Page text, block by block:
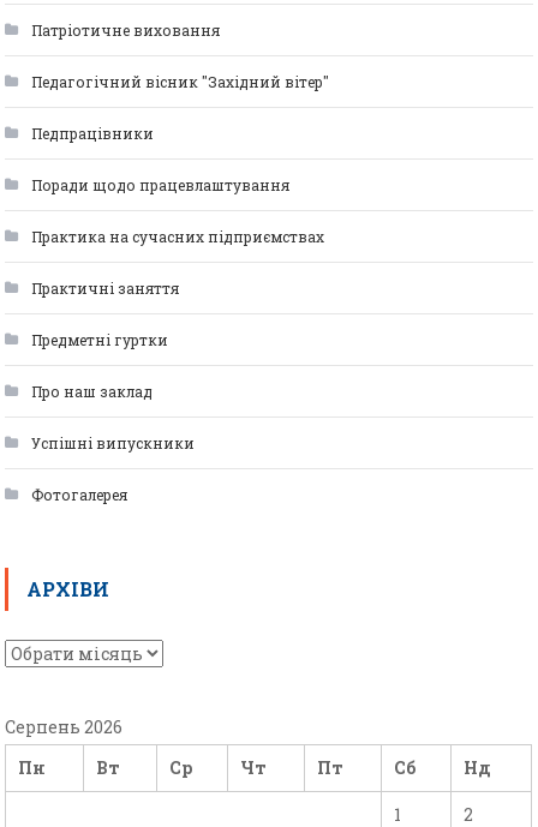
Патріотичне виховання
Педагогічний вісник "Західний вітер"
Педпрацівники
Поради щодо працевлаштування
Практика на сучасних підприємствах
Практичні заняття
Предметні гуртки
Про наш заклад
Успішні випускники
Фотогалерея
АРХІВИ
Серпень 2026
Пн
Вт Ср Чт Пт Сб Нд
1 2